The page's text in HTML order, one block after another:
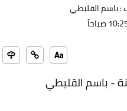
: باسم القليطي
- باسم القليطي